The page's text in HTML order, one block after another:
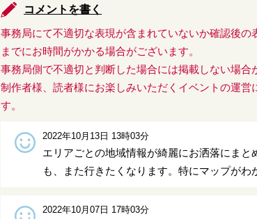
コメントを書く
事務局にて不適切な表現が含まれていないか確認後
までにお時間がかかる場合がございます。
事務局側で不適切と判断した場合には掲載しない場合
制作者様、読者様にお楽しみいただくイベントの運営
す。
2022年10月13日 13時03分
エリアごとの地域情報が綺麗にお洒落にまと
も、また行きたくなります。特にマップがわ
2022年10月07日 17時03分